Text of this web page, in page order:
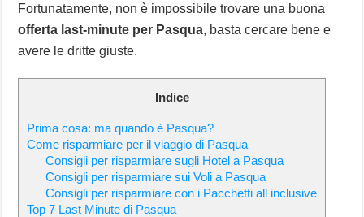
Fortunatamente, non è impossibile trovare una buona
offerta last-minute per Pasqua, basta cercare bene e
avere le dritte giuste.
Indice
Prima cosa: ma quando è Pasqua?
Come risparmiare per il viaggio di Pasqua
Consigli per risparmiare sugli Hotel a Pasqua
Consigli per risparmiare sui Voli a Pasqua
Consigli per risparmiare con i Pacchetti all inclusive
Top 7 Last Minute di Pasqua